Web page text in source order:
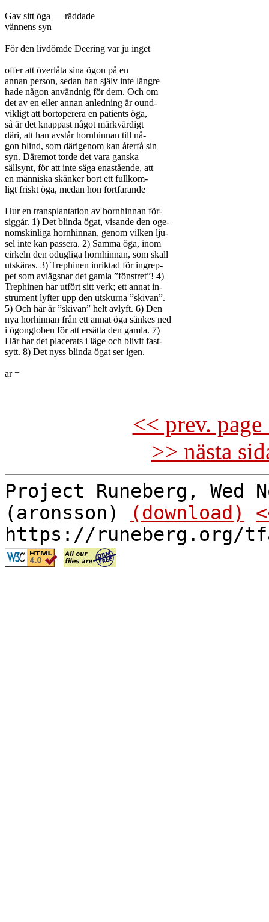
Gav sitt öga — räddade
vännens syn
För den livdömde Deering var ju inget
offer att överlåta sina ögon på en
annan person, sedan han själv inte längre
hade någon användnig för dem. Och om
det av en eller annan anledning är ound-
vikligt att bortoperera en patients öga,
så är det knappast något märkvärdigt
däri, att han avstår hornhinnan till nå-
gon blind, som därigenom kan återfå sin
syn. Däremot torde det vara ganska
sällsynt, för att inte säga enastående, att
en människa skänker bort ett fullkom-
ligt friskt öga, medan hon fortfarande
Hur en transplantation av hornhinnan för-
siggår. 1) Det blinda ögat, visande den oge-
nomskinliga hornhinnan, genom vilken lju-
sel inte kan passera. 2) Samma öga, inom
cirkeln den odugliga hornhinnan, som skall
utskäras. 3) Trephinen inriktad för ingrep-
pet som avlägsnar det gamla ”fönstret”! 4)
Trephinen har utfört sitt verk; ett annat in-
strument lyfter upp den utskurna ”skivan”.
5) Och här är ”skivan” helt avlyft. 6) Den
nya horhinnan från ett annat öga sänkes ned
i ögongloben för att ersätta den gamla. 7)
Här har det placerats i läge och blivit fast-
sytt. 8) Det nyss blinda ögat ser igen.
ar =
<< prev.
>> nästa
Project Runeberg, Wed
(aronsson)
(download)
https://runeberg.org/